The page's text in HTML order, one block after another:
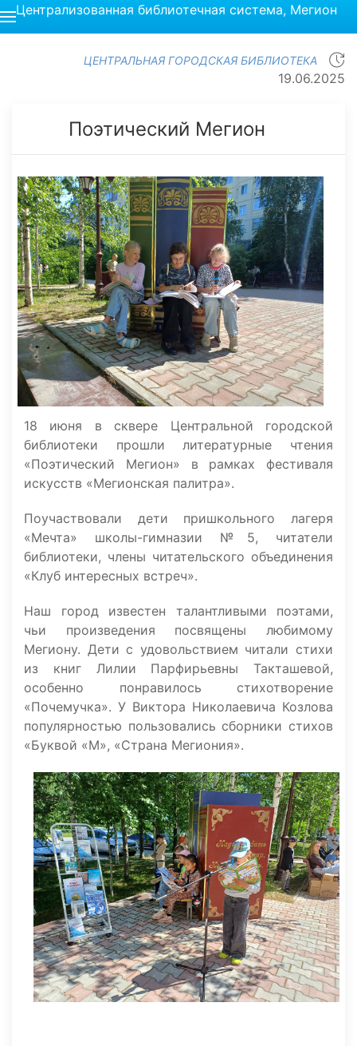
Централизованная библиотечная система, Мегион
ЦЕНТРАЛЬНАЯ ГОРОДСКАЯ БИБЛИОТЕКА
19.06.2025
Поэтический Мегион
18 июня в сквере Центральной городской
библиотеки прошли литературные чтения
«Поэтический Мегион» в рамках фестиваля
искусств «Мегионская палитра».
Поучаствовали дети пришкольного лагеря
«Мечта» школы-гимназии №5, читатели
библиотеки, члены читательского объединения
«Клуб интересных встреч».
Наш город известен талантливыми поэтами,
чьи произведения посвящены любимому
Мегиону. Дети с удовольствием читали стихи
из книг Лилии Парфирьевны Такташевой,
особенно понравилось стихотворение
«Почемучка». У Виктора Николаевича Козлова
популярностью пользовались сборники стихов
«Буквой «М», «Страна Мегиония».